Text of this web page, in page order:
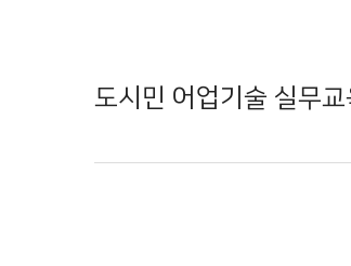
도시민 어업기술 실무